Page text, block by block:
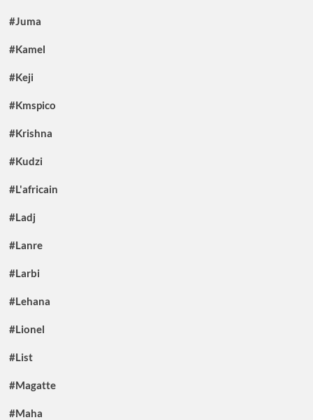
#Juma
#Kamel
#Keji
#Kmspico
#Krishna
#Kudzi
#L'africain
#Ladj
#Lanre
#Larbi
#Lehana
#Lionel
#List
#Magatte
#Maha